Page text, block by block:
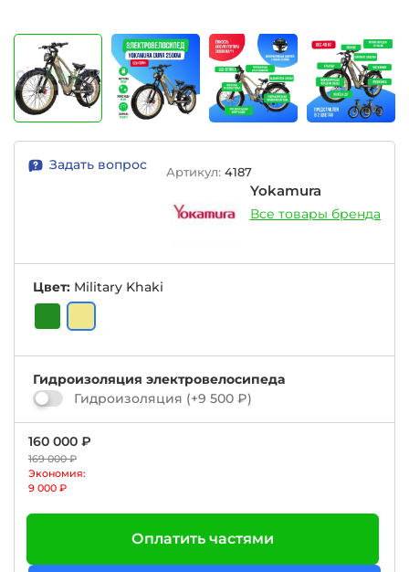
Задать вопрос Артикул: 4187
Yokamura
Все товары бренда
Цвет: Military Khaki
Гидроизоляция электровелосипеда
Гидроизоляция (+9 500 ₽)
160 000 ₽
169 000 ₽
Экономия:
9 000 ₽
Оплатить частями